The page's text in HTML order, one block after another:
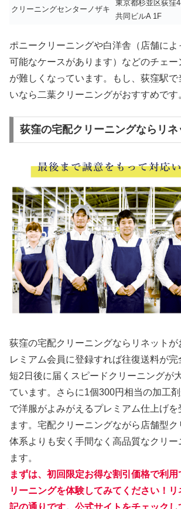
クリーニングセンターノザキ
東京都杉並区荻窪
共同ビルA 1F
ポニークリーニングや白洋舎（店舗に
可能なケースがあります）などのチェ
が難しくなっています。もし、荻窪駅で
いなら二葉クリーニングがおすすめです
荻窪の宅配クリーニングならリネ
荻窪の宅配クリーニングならリネット
レミアム会員に登録すれば往復送料が
短2日後に届くスピードクリーニングが
ています。さらに1個300円相当の加工
で洋服がよみがえるプレミアム仕上げを
ます。宅配クリーニングながら店舗型
体系よりも安く手間なく高品質なクリー
ます。
まずは、初回限定お得な割引価格で利
リーニングを体験してみてください！